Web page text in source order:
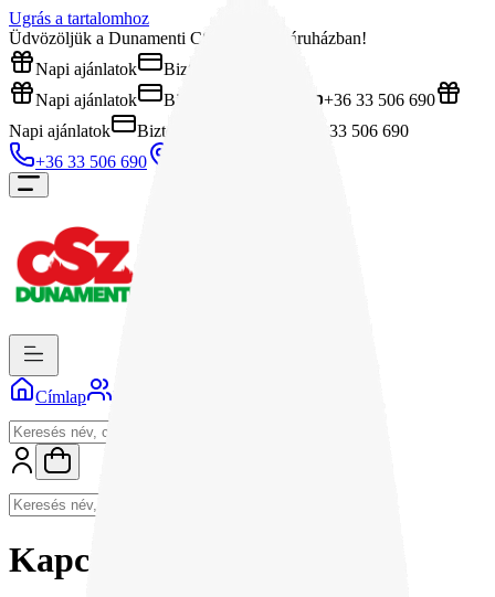
Ugrás a tartalomhoz
Üdvözöljük a Dunamenti CSZ Kft. webáruházban!
Napi ajánlatok
Biztonságos fizetés
Napi ajánlatok
Biztonságos fizetés
+36 33 506 690
Napi ajánlatok
Biztonságos fizetés
+36 33 506 690
+36 33 506 690
Címlap Rólunk
Kapcsolat